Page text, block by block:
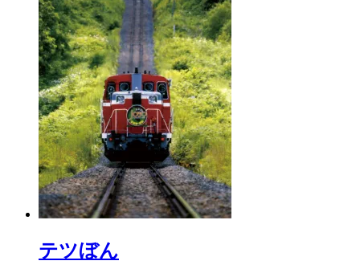
テツぼん